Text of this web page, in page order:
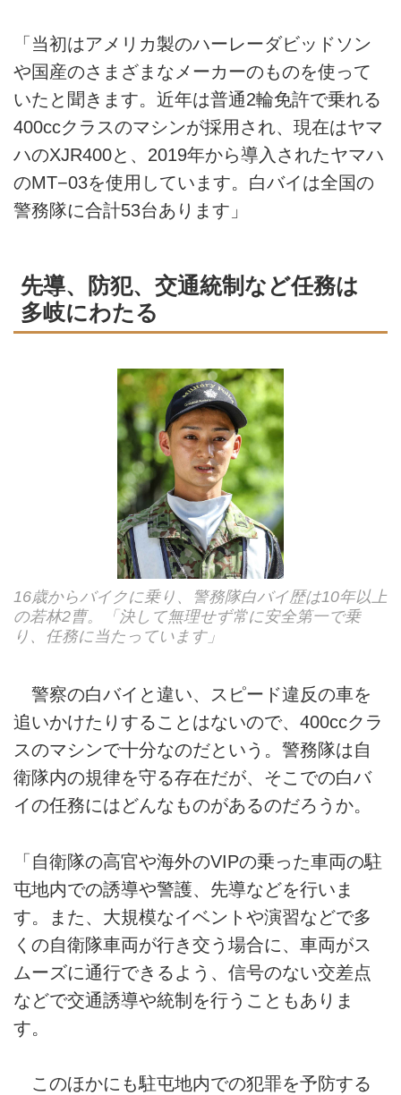
「当初はアメリカ製のハーレーダビッドソン
や国産のさまざまなメーカーのものを使って
いたと聞きます。近年は普通2輪免許で乗れる
400ccクラスのマシンが採用され、現在はヤマ
ハのXJR400と、2019年から導入されたヤマハ
のMT−03を使用しています。白バイは全国の
警務隊に合計53台あります」
先導、防犯、交通統制など任務は
多岐にわたる
16歳からバイクに乗り、警務隊白バイ歴は10年以上
の若林2曹。「決して無理せず常に安全第一で乗
り、任務に当たっています」
警察の白バイと違い、スピード違反の車を
追いかけたりすることはないので、400ccクラ
スのマシンで十分なのだという。警務隊は自
衛隊内の規律を守る存在だが、そこでの白バ
イの任務にはどんなものがあるのだろうか。
「自衛隊の高官や海外のVIPの乗った車両の駐
屯地内での誘導や警護、先導などを行いま
す。また、大規模なイベントや演習などで多
くの自衛隊車両が行き交う場合に、車両がス
ムーズに通行できるよう、信号のない交差点
などで交通誘導や統制を行うこともありま
す。
このほかにも駐屯地内での犯罪を予防する